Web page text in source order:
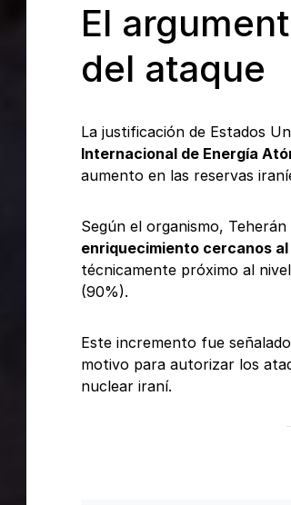
El
del ataque
La justificación de Estados
Internacional de Energía
aumento en las reservas
Según el organismo,
enriquecimiento cercanos
técnicamente próximo al
(90%).
Este incremento fue
motivo para autorizar los
nuclear iraní.